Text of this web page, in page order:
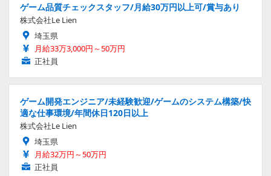
ゲーム品質チェックスタッフ/月給30万円以上可/賞与あり
株式会社Le Lien
埼玉県
月給33万3,000円～50万円
正社員
ゲーム開発エンジニア/未経験歓迎/ゲームのシステム構築/快
適な仕事環境/年間休日120日以上
株式会社Le Lien
埼玉県
月給32万円～50万円
正社員